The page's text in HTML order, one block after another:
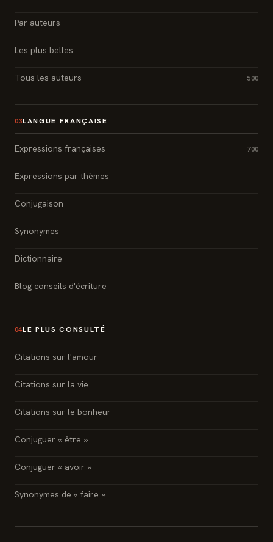
Par auteurs
Les plus belles
Tous les auteurs 500
03LANGUE FRANÇAISE
Expressions françaises 700
Expressions par thèmes
Conjugaison
Synonymes
Dictionnaire
Blog conseils d'écriture
04LE PLUS CONSULTÉ
Citations sur l'amour
Citations sur la vie
Citations sur le bonheur
Conjuguer « être »
Conjuguer « avoir »
Synonymes de « faire »